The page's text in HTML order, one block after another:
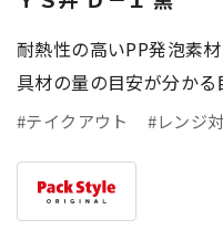
耐熱性の高いPP発泡素
具材の量の目安が分かる
#テイクアウト #レンジ